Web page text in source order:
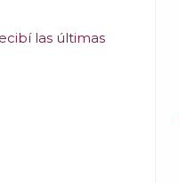
las últimas